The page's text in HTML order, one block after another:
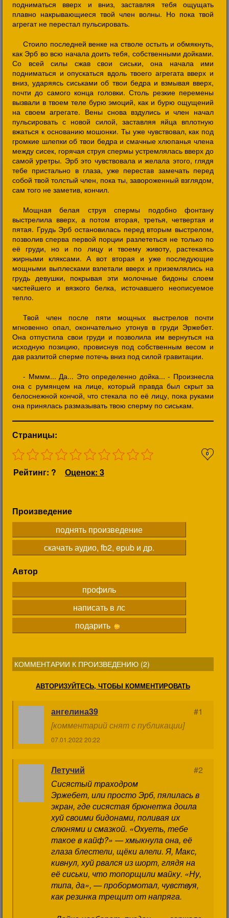
подниматься вверх и вниз, заставляя тебя ощущать
плавно накрывающиеся твой член волны. Но пока твой
агрегат не перестал пульсировать.
Стоило последней венке на стволе остыть и обмякнуть,
как Эрб во всю начала доить тебя, собственными дойками.
Со всей силы сжав свои сиськи, она начала ими
подниматься и опускаться вдоль твоего агрегата вверх и
вниз, ударяясь сиськами об твои бедра и взмывая вверх,
почти до самого конца головки. Столь резкие перемены
вызвали в твоем теле бурю эмоций, как и бурю ощущений
на своем агрегате. Вены снова вздулись и член начал
пульсировать с новой силой, заставляя яйца вплотную
вжаться к основанию мошонки. Ты уже чувствовал, как под
громкие шлепки об твои бедра и смачные хлюпанья члена
между сисек, горячая струя спермы устремлялась вверх до
самой уретры. Эрб это чувствовала и желала этого, глядя
тебе пристально в глаза, уже перестав замечать перед
собой твой толстый член, пока ты, завороженный взглядом,
сам того не заметив, кончил.
Мощная белая струя спермы подобно фонтану
выстрелила вверх, а потом вторая, третья, четвертая и
пятая. Грудь Эрб остановилась перед вторым выстрелом,
позволив сперва первой порции разлететься не только по
её груди, но и по лицу и твоему животу, растекаясь
жирными кляксами. А вот вторая и уже последующие
мощными выплесками взлетали вверх и приземлялись на
грудь девушки, покрывая эти молочные бидоны слоем
чистейшего и вязкого белка, источавшего неописуемое
тепло.
Твой член после пяти мощных выстрелов почти
мгновенно опал, окончательно утонув в груди Эржебет.
Она отпустила свои груди и позволила им вернуться на
исходную позицию, провиснув под собственным весом и
дав разлитой сперме потечь вниз под силой гравитации.
- Мммм... Да... Это определенно дойка... - Произнесла
она с румянцем на лице, который правда был скрыт за
белоснежной кончой, что стекала по её лицу, пока руками
она принялась размазывать твою сперму по сиськам.
Страницы:
0
Рейтинг: ? Оценок: 3
Произведение
поднять произведение
скачать аудио, fb2, epub и др.
Автор
профиль
написать в лс
подарить
КОММЕНТАРИИ К ПРОИЗВЕДЕНИЮ (2)
АВТОРИЗУЙТЕСЬ, ЧТОБЫ КОММЕНТИРОВАТЬ
ангелина39
#1
[комментарий снят с публикации]
07.01.2022 20:22
Летучий
#2
Сисястый траходром
Эржебет, или просто Эрб, пялилась в
экран, где сисястая брюнетка доила
хуй своими бидонами, поливая их
слюнями и смазкой. «Охуеть, тебе
такое в кайф?» — хмыкнула она, её
глаза блестели, щёки алели. Я, Макс,
кивнул, хуй рвался из шорт, глядя на
её сиськи, что топорщили майку. «Ну,
типа, да», — пробормотал, чувствуя,
как резинка трещит от напряга.